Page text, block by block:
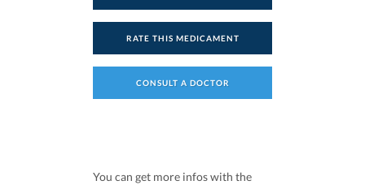
RATE THIS MEDICAMENT
CONSULT A DOCTOR
You can get more infos with the